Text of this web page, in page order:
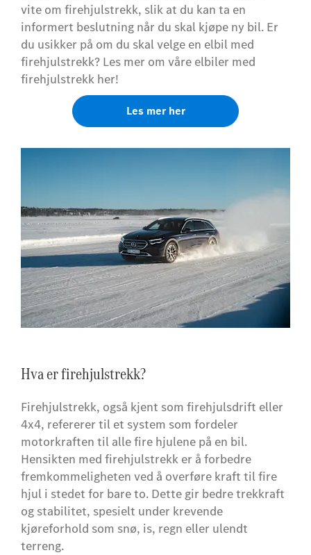
vite om firehjulstrekk, slik at du kan ta en
informert beslutning når du skal kjøpe ny bil. Er
du usikker på om du skal velge en elbil med
firehjulstrekk? Les mer om våre elbiler med
firehjulstrekk her!
Les mer her
Hva er firehjulstrekk?
Firehjulstrekk, også kjent som firehjulsdrift eller
4x4, refererer til et system som fordeler
motorkraften til alle fire hjulene på en bil.
Hensikten med firehjulstrekk er å forbedre
fremkommeligheten ved å overføre kraft til fire
hjul i stedet for bare to. Dette gir bedre trekkraft
og stabilitet, spesielt under krevende
kjøreforhold som snø, is, regn eller ulendt
terreng.